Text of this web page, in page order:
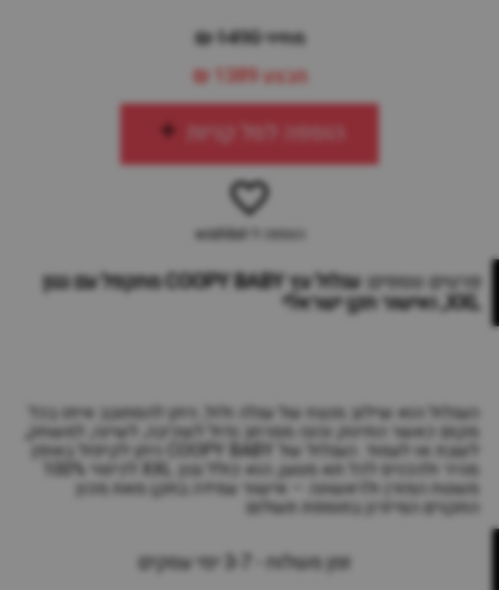
מחיר 1490 ₪
מבצע1389 ₪
הוספה לסל קניות
הוספה ל-wishlist
פרטים נוספים: עגלול עץ COOPY BABY מתקפל עם גגון
XXL, ואישור תקן ישראלי
העגלול הוא שילוב מנצח של עגלה ולול, ניתן להסתובב איתו בכל
מקום כאשר התינוק נהנה ממרחב גדול לשכיבה, לשינה, למשחק,
לשבת או לעמוד. העגלול של COOPY BABY ניתן לקיפול באופן
מהיר ולהכניס לכל תא מטען, הוא כולל גגון XXL לכיסוי 100%
משטח המזרן ולראשונה – אישור עמידה בתקן מאת מכון
התקנים המיזרון בתוספת תשלום
זמן משלוח - 3-7 ימי עסקים